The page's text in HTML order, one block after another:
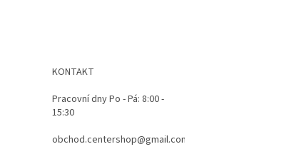
KONTAKT
Pracovní dny Po - Pá: 8:00 -
15:30
obchod.centershop@gmail.com